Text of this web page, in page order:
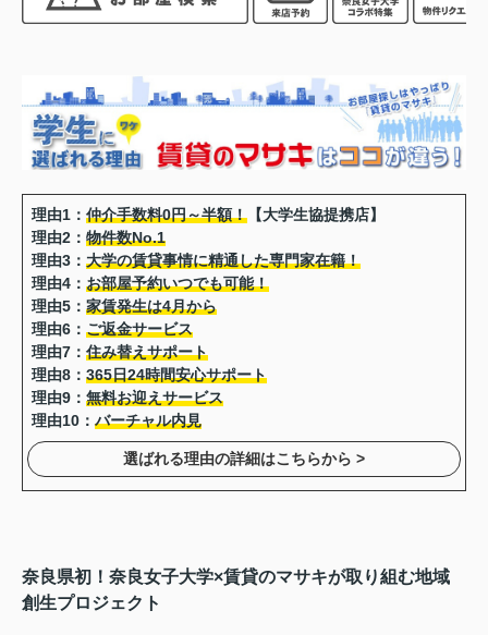
理由1：仲介手数料0円～半額！ 【大学生協提携店】
理由2：物件数No.1
理由3：大学の賃貸事情に精通した専門家在籍！
理由4：お部屋予約いつでも可能！
理由5：家賃発生は4月から
理由6：ご返金サービス
理由7：住み替えサポート
理由8：365日24時間安心サポート
理由9：無料お迎えサービス
理由10：バーチャル内見
選ばれる理由の詳細はこちらから >
奈良県初！奈良女子大学×賃貸のマサキが取り組む地域
創生プロジェクト